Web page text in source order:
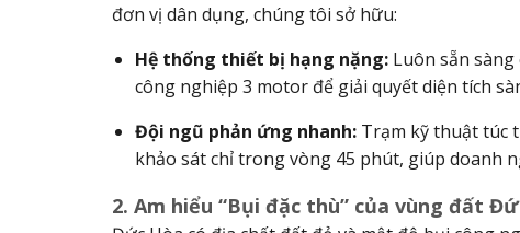
đơn vị dân dụng, chúng tôi sở hữu:
Hệ thống thiết bị hạng nặng:Luôn sẵn sàng
công nghiệp 3 motor để giải quyết diện tích
Đội ngũ phản ứng nhanh:Trạm kỹ thuật túc
khảo sát chỉ trong vòng 45 phút, giúp doanh
2. Am hiểu “Bụi đặc thù” của vùng đất